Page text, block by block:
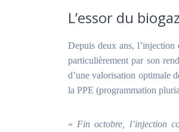
L’essor du
Depuis deux ans, l’injection
particulièrement par son
d’une valorisation optimale
la PPE (programmation
« Fin octobre, l’injection